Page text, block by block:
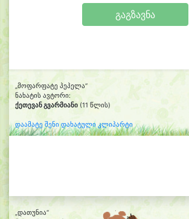
გაგზავნა
„მოფარფატე პეპელა“
ნახატის ავტორი:
ქეთევან გვარმიანი (11 წლის)
დაამატე შენი დახატული კლიპარტი
„დათუნია“